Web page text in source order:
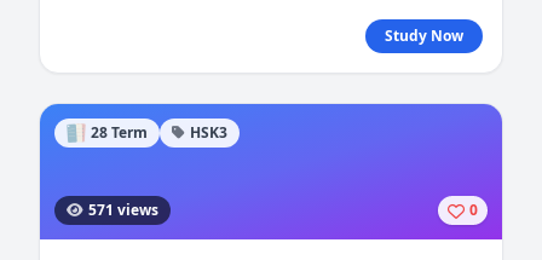
Study Now
28 Term HSK3
571 views 0